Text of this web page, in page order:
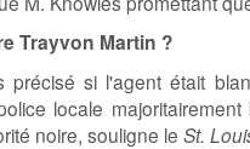
Trayvon Martin ?
précisé si l'agent était
locale
noire, souligne le St.